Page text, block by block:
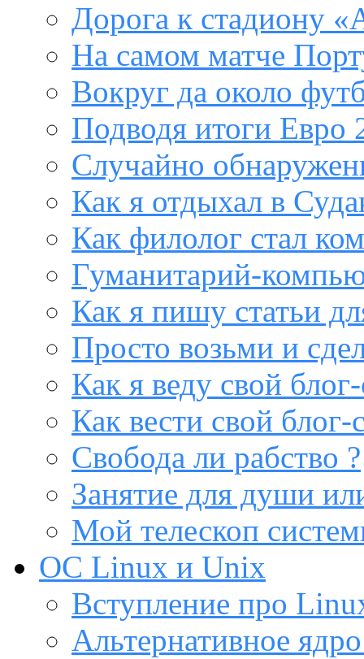
Дорога к стадиону
На самом матче
Вокруг да около
Подводя итоги Евро
Случайно
Как я отдыхал в
Как филолог стал
Гуманитарий-
Как я пишу статьи
Просто возьми и
Как я веду свой
Как вести свой
Свобода ли рабство ?
Занятие для души
Мой телескоп
ОС Linux и Unix
Вступление про
Альтернативное